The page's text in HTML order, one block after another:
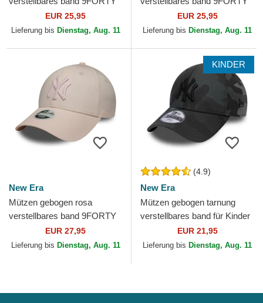
League Essential der New
York Yankees MLB von New
EUR 25,95
Lieferung bis Dienstag, Aug. 11
League Essential der New
York Yankees MLB von New
EUR 25,95
Lieferung bis Dienstag, Aug. 11
New Era
Mützen gebogen rosa
verstellbares band 9FORTY
Metallic der New York
Yankees MLB von New Era
EUR 27,95
Lieferung bis Dienstag, Aug. 11
KINDER
(4.9)
New Era
Mützen gebogen tarnung
verstellbares band für Kinder
9FORTY League Essential
der New York Yankees...
EUR 21,95
Lieferung bis Dienstag, Aug. 11